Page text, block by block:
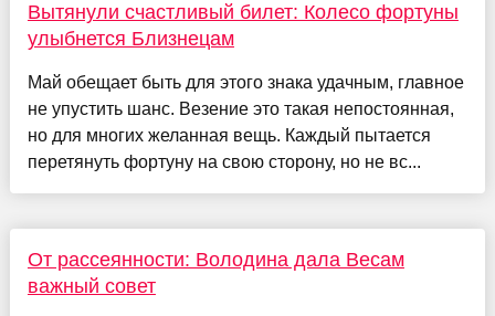
Вытянули счастливый билет: Колесо фортуны
улыбнется Близнецам
Май обещает быть для этого знака удачным, главное
не упустить шанс. Везение это такая непостоянная,
но для многих желанная вещь. Каждый пытается
перетянуть фортуну на свою сторону, но не вс...
От рассеянности: Володина дала Весам
важный совет